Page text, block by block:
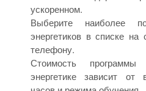
ускоренном.
Выберите наиболее
энергетиков в списке на
телефону.
Стоимость
энергетике зависит от